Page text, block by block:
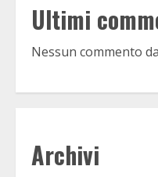
Ultimi
Nessun commento
Archivi